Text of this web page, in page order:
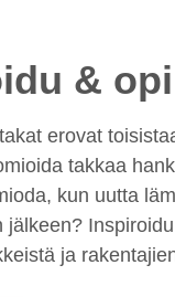
& opi
erovat
takkaa
kun uutta
jälkeen?
ja